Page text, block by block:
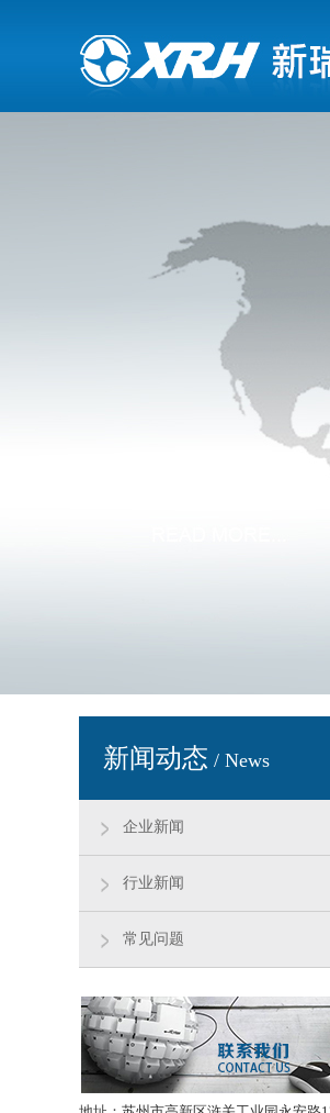
新闻动态 / News
企业新闻
行业新闻
常见问题